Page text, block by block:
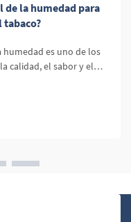
de la humedad para
tabaco?
es uno de los
calidad, el sabor y el